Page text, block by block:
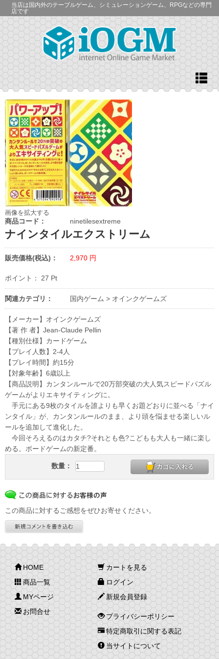
当店は国内外のテーブルゲーム、シミュレーションゲーム、RPGなどの専門
店です
画像を拡大する
商品コード： ninetilesextreme
ナインタイルエクストリーム
販売価格(税込)： 2,970 円
ポイント： 27 Pt
関連カテゴリ： 国内ゲーム > オインクゲームズ
【メーカー】オインクゲームズ
【著 作 者】Jean-Claude Pellin
【種別仕様】カードゲーム
【プレイ人数】2-4人
【プレイ時間】約15分
【対象年齢】6歳以上
【商品説明】カンタンルールで20万部突破の大人気スピードパズル
ゲームがよりエキサイティングに。
手元にある9枚のタイルを誰よりも早くお題どおりに並べる「ナイ
ンタイル」が、カンタンルールのまま、より頭を悩ませる楽しいル
ールを追加して進化した。
今回そろえるのはカタチ?それとも色?こどもも大人も一緒に楽し
める。ボードゲームの新定番。
数量：
この商品に対するご感想をぜひお寄せください。
HOME
商品一覧
MYページ
お問合せ
カートを見る
ログイン
新規会員登録
プライバシーポリシー
特定商取引に関する表記
当サイトについて